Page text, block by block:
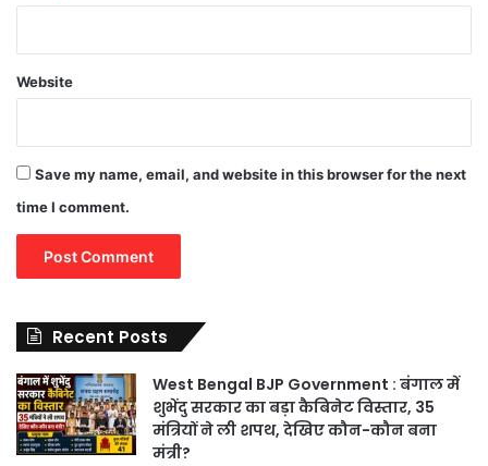
Website
Save my name, email, and website in this browser for the next
time I comment.
Recent Posts
West Bengal BJP Government : बंगाल में
शुभेंदु सरकार का बड़ा कैबिनेट विस्तार, 35
मंत्रियों ने ली शपथ, देखिए कौन-कौन बना
मंत्री?